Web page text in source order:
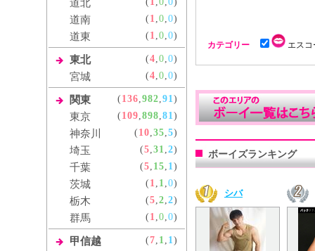
道北
道南 ( 1,0,0)
道東 ( 1,0,0)
東北 (4,0,0)
宮城 (4,0,0)
関東 ( 136,982,91)
東京 ( 109,898,81)
神奈川 ( 10,35,5)
埼玉 (5,31,2)
千葉 (5, 15, 1)
茨城 ( 1, 1,0)
栃木 (5,2,2)
群馬 ( 1,0,0)
甲信越 (7, 1, 1)
カテゴリー エス
ボーイズランキング
シバ